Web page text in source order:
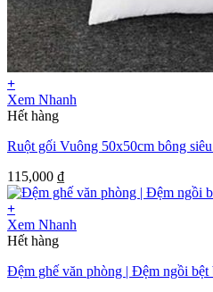
+
Xem Nhanh
Hết hàng
Ruột gối Vuông 50x50cm bông
115,000 ₫
+
Xem Nhanh
Hết hàng
Đệm ghế văn phòng | Đệm ngồi bệt